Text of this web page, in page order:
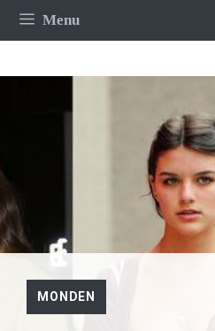
Sari
Menu
MONDEN